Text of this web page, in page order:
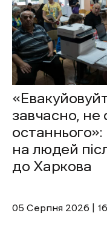
завчасно, не
на людей
до Харкова
05 Cерпня 2026 |